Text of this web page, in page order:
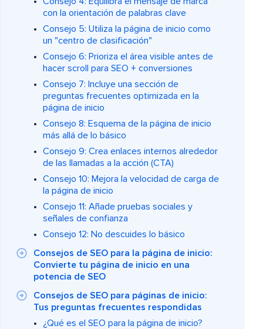
con la orientación de palabras clave
Consejo 5: Utiliza la página de inicio como
un "centro de clasificación"
Consejo 6: Prioriza el área visible antes de
hacer scroll para SEO + conversiones
Consejo 7: Incluye una sección de
preguntas frecuentes optimizada en la
página de inicio
Consejo 8: Esquema de la página de inicio
más allá de lo básico
Consejo 9: Crea enlaces internos alrededor
de las llamadas a la acción (CTA)
Consejo 10: Mejora la velocidad de carga de
la página de inicio
Consejo 11: Añade pruebas sociales y
señales de confianza
Consejo 12: No descuides lo básico
Consejos de SEO para la página de inicio:
Convierte tu página de inicio en una
potencia de SEO
Consejos de SEO para páginas de inicio:
Tus preguntas frecuentes respondidas
¿Qué es el SEO para la página de inicio?